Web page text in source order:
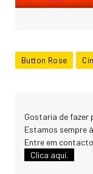
Button Rose
Gostaria de fazer
Estamos sempre
Entre em
Clica aqui.